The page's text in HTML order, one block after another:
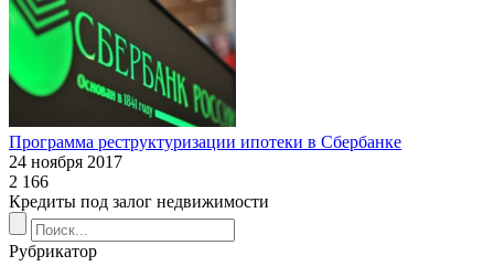
Программа реструктуризации ипотеки в Сбербанке
24 ноября 2017
2 166
Кредиты под залог недвижимости
Рубрикатор